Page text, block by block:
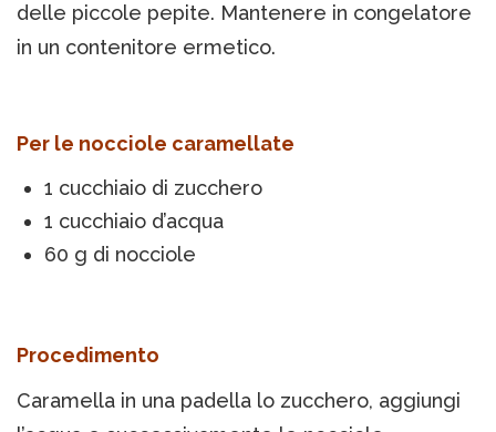
delle piccole pepite. Mantenere in congelatore
in un contenitore ermetico.
Per le nocciole caramellate
1 cucchiaio di zucchero
1 cucchiaio d’acqua
60 g di nocciole
Procedimento
Caramella in una padella lo zucchero, aggiungi